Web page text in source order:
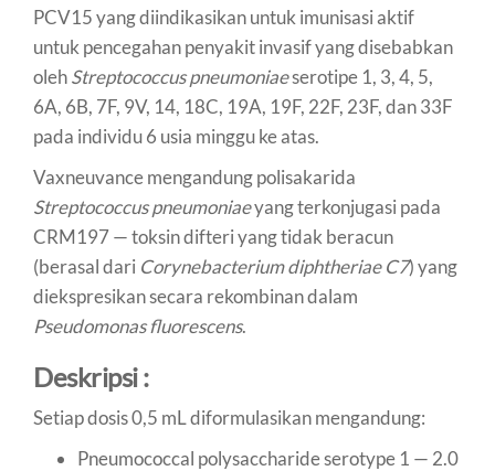
PCV15 yang diindikasikan untuk imunisasi aktif
untuk pencegahan penyakit invasif yang disebabkan
olehStreptococcus pneumoniaeserotipe 1, 3, 4, 5,
6A, 6B, 7F, 9V, 14, 18C, 19A, 19F, 22F, 23F, dan 33F
pada individu 6 usia minggu ke atas.
Vaxneuvance mengandung polisakarida
Streptococcus pneumoniaeyang terkonjugasi pada
CRM197 — toksin difteri yang tidak beracun
(berasal dari Corynebacterium diphtheriae C7) yang
diekspresikan secara rekombinan dalam
Pseudomonas fluorescens.
Deskripsi :
Setiap dosis 0,5 mL diformulasikan mengandung:
Pneumococcal polysaccharide serotype 1 — 2.0